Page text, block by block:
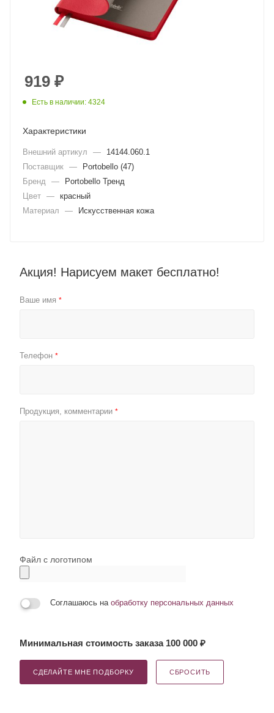
919 ₽
Есть в наличии: 4324
Характеристики
Внешний артикул —
14144.060.1
Поставщик —
Portobello (47)
Бренд
—
Portobello Тренд
Цвет — красный
Материал
— Искусственная кожа
Акция! Нарисуем макет бесплатно!
Ваше имя *
Телефон *
Продукция, комментарии *
Файл с логотипом
Соглашаюсь на обработку персональных данных
Минимальная стоимость заказа 100 000 ₽
СДЕЛАЙТЕ МНЕ ПОДБОРКУ СБРОСИТЬ